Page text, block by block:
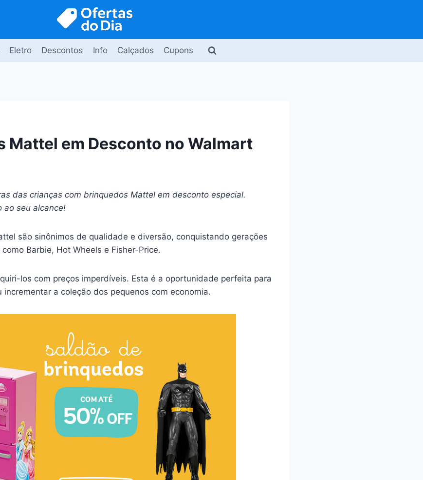
Eletro Descontos Info Calçados Cupons
Mattel em Desconto no Walmart
das crianças com brinquedos Mattel em desconto especial.
ao seu alcance!
são sinônimos de qualidade e diversão, conquistando gerações
Barbie, Hot Wheels e Fisher-Price.
los com preços imperdíveis. Esta é a oportunidade perfeita para
incrementar a coleção dos pequenos com economia.